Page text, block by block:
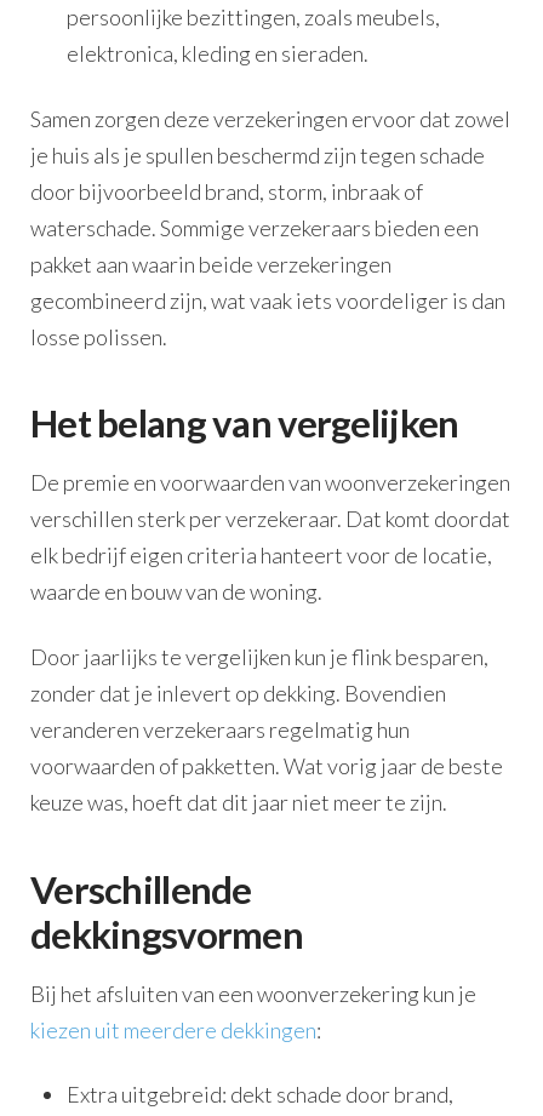
persoonlijke bezittingen, zoals meubels,
elektronica, kleding en sieraden.
Samen zorgen deze verzekeringen ervoor dat zowel
je huis als je spullen beschermd zijn tegen schade
door bijvoorbeeld brand, storm, inbraak of
waterschade. Sommige verzekeraars bieden een
pakket aan waarin beide verzekeringen
gecombineerd zijn, wat vaak iets voordeliger is dan
losse polissen.
Het belang van vergelijken
De premie en voorwaarden van woonverzekeringen
verschillen sterk per verzekeraar. Dat komt doordat
elk bedrijf eigen criteria hanteert voor de locatie,
waarde en bouw van de woning.
Door jaarlijks te vergelijken kun je flink besparen,
zonder dat je inlevert op dekking. Bovendien
veranderen verzekeraars regelmatig hun
voorwaarden of pakketten. Wat vorig jaar de beste
keuze was, hoeft dat dit jaar niet meer te zijn.
Verschillende
dekkingsvormen
Bij het afsluiten van een woonverzekering kun je
kiezen uit meerdere dekkingen:
Extra uitgebreid: dekt schade door brand,